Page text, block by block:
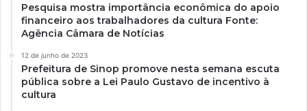
Pesquisa mostra importância econômica do apoio
financeiro aos trabalhadores da cultura Fonte:
Agência Câmara de Notícias
12 de junho de 2023
Prefeitura de Sinop promove nesta semana escuta
pública sobre a Lei Paulo Gustavo de incentivo à
cultura